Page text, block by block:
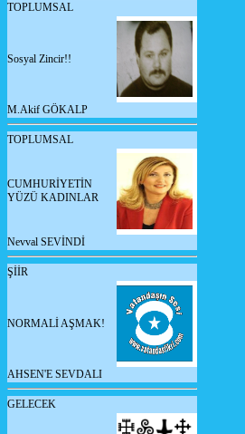
TOPLUMSAL
Sosyal Zincir!!
M.Akif GÖKALP
TOPLUMSAL
CUMHURİYETİN
YÜZÜ KADINLAR
Nevval SEVİNDİ
ŞİİR
NORMALİ AŞMAK!
AHSEN'E SEVDALI
GELECEK